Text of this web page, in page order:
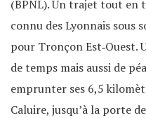
(BPNL). Un trajet tout en
connu des Lyonnais sous
pour Tronçon Est‐Ouest.
de temps mais aussi de
emprunter ses 6,5
Caluire, jusqu’à la porte